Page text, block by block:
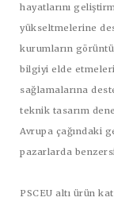
hayatlarını
yükseltmelerine
kurumların
bilgiyi elde
sağlamalarına
teknik tasarım
Avrupa çağındaki
pazarlarda
PSCEU altı ürün